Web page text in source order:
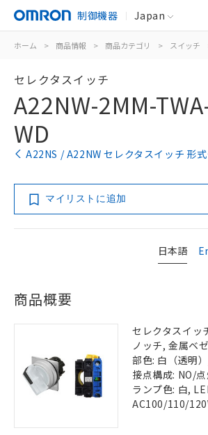
制御機器 Japan
ホーム > 商品情報 > 商品カテゴリ > スイッチ
セレクタスイッチ
A22NW-2MM-
WD
A22NS / A22NW セレクタスイッチ 形
マイリストに追加
日本語
商品概要
セレクタスイッ
ノッチ, 金属ベ
部色: 白（透明
接点構成: NO/
ランプ色: 白,
AC100/110/